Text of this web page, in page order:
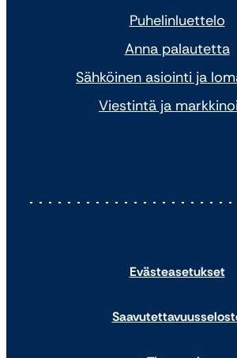
Puhelinluettelo
Anna palautetta
Sähköinen asiointi ja
Viestintä ja
Evästeasetukset